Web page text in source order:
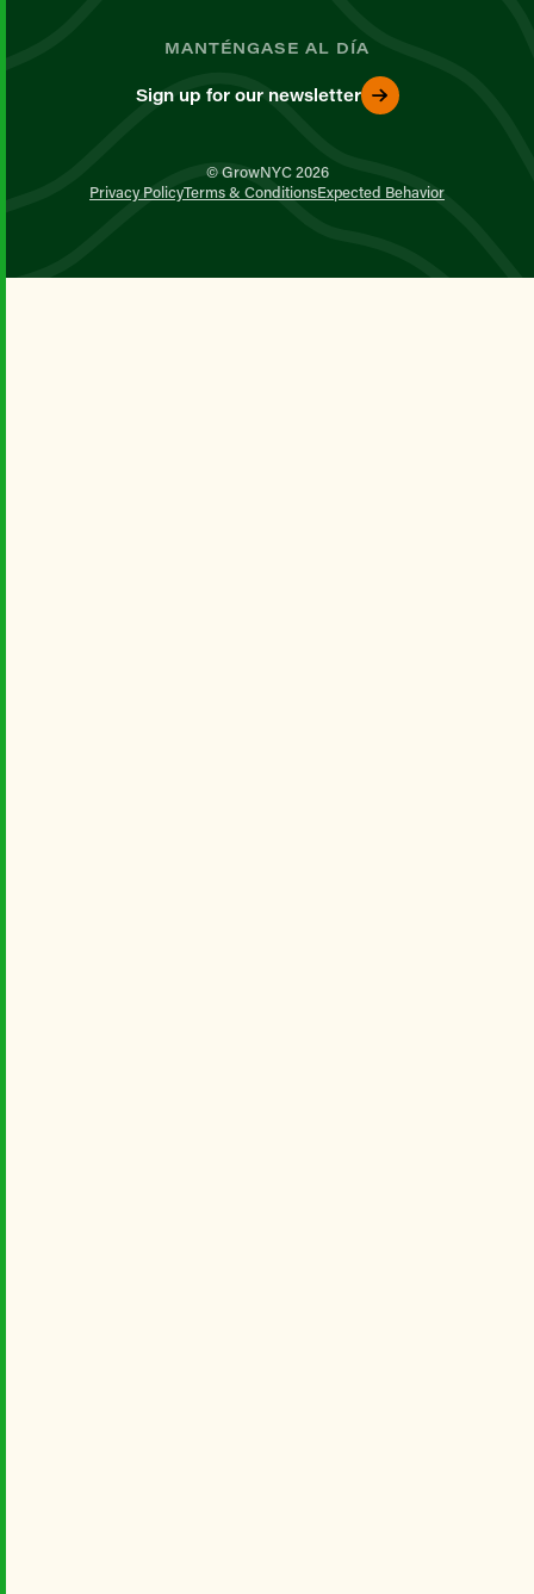
MANTÉNGASE AL DÍA
Sign up for our newsletter
© GrowNYC 2026
Privacy PolicyTerms & ConditionsExpected Behavior